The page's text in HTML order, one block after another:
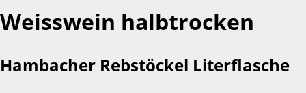
Weisswein halbtrocken
Hambacher Rebstöckel Literflasche